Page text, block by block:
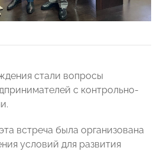
стали вопросы
с контрольно-
встреча была организована
условий для развития